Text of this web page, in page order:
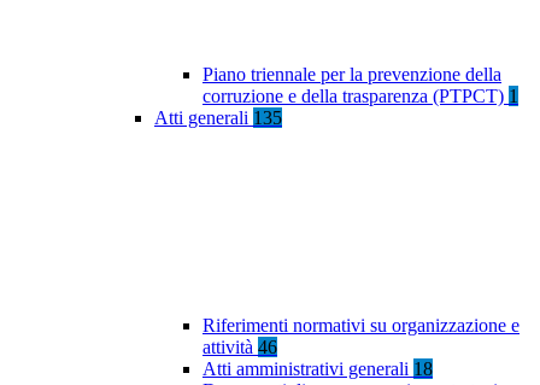
Piano triennale per la prevenzione della
corruzione e della trasparenza (PTPCT) 1
Atti generali 135
Riferimenti normativi su organizzazione e
attività 46
Atti amministrativi generali 18